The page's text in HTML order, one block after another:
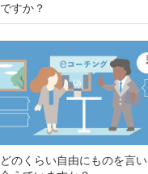
ですか？
どのくらい自由にものを言い